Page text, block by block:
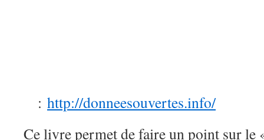
: http://donneesouvertes.info/
Ce livre permet de faire un point sur le